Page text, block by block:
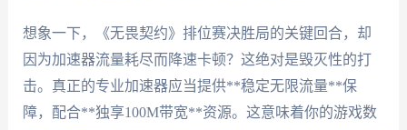
想象一下，《无畏契约》排位赛决胜局的关键回合，却
因为加速器流量耗尽而降速卡顿？这绝对是毁灭性的打
击。真正的专业加速器应当提供**稳定无限流量**保
障，配合**独享100M带宽**资源。这意味着你的游戏数